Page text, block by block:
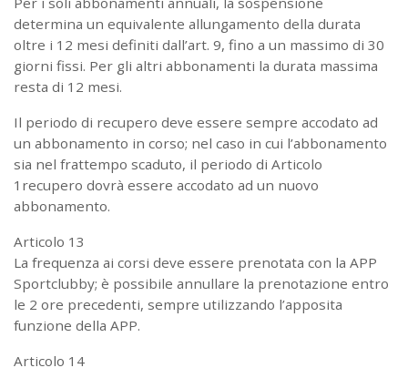
determina un equivalente allungamento della durata
oltre i 12 mesi definiti dall’art. 9, fino a un massimo di 30
giorni fissi. Per gli altri abbonamenti la durata massima
resta di 12 mesi.
Il periodo di recupero deve essere sempre accodato ad
un abbonamento in corso; nel caso in cui l’abbonamento
sia nel frattempo scaduto, il periodo di Articolo
1recupero dovrà essere accodato ad un nuovo
abbonamento.
Articolo 13
La frequenza ai corsi deve essere prenotata con la APP
Sportclubby; è possibile annullare la prenotazione entro
le 2 ore precedenti, sempre utilizzando l’apposita
funzione della APP.
Articolo 14